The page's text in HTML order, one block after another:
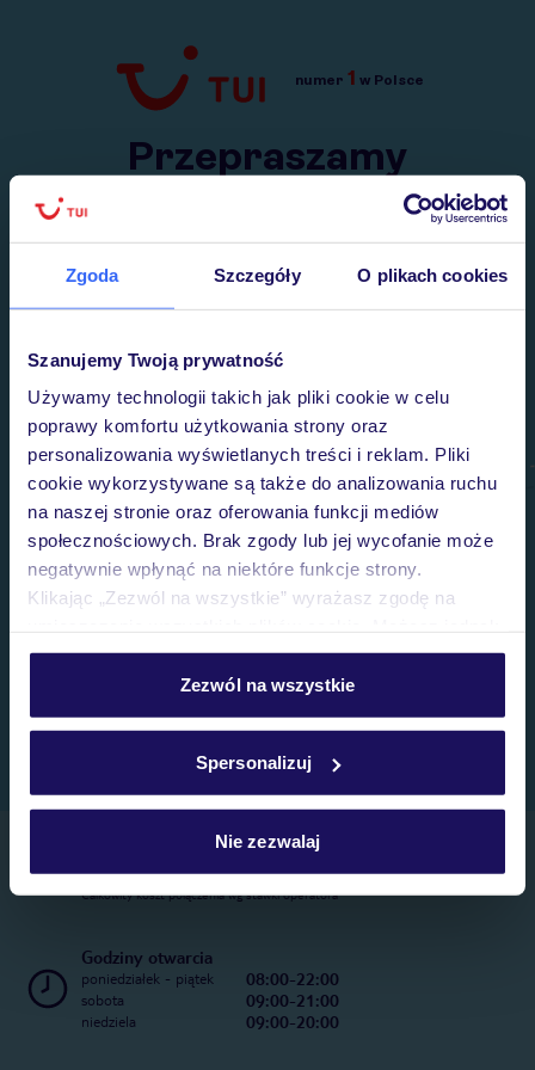
Zgoda Szczegóły O plikach cookies
Szanujemy Twoją prywatność
Używamy technologii takich jak pliki cookie w celu
poprawy komfortu użytkowania strony oraz
personalizowania wyświetlanych treści i reklam. Pliki
cookie wykorzystywane są także do analizowania ruchu
na naszej stronie oraz oferowania funkcji mediów
społecznościowych. Brak zgody lub jej wycofanie może
negatywnie wpłynąć na niektóre funkcje strony.
Klikając „Zezwól na wszystkie” wyrażasz zgodę na
personalizować swój wybór wchodząc w zakładkę
Szczegółowe informacje o plikach cookie znajdziesz
Zezwól na wszystkie
Spersonalizuj
Nie zezwalaj
Przejdź do TUI.pl
numer 1 w Polsce
Przepraszamy
Wysłaliśmy nasz serwis na krótkie wakacje.
Telefoniczne Centrum Rezerwacji
22 270 31 20
Całkowity koszt połączenia wg stawki operatora
Godziny otwarcia
poniedziałek - piątek 08:00-22:00
sobota 09:00-21:00
niedziela 09:00-20:00